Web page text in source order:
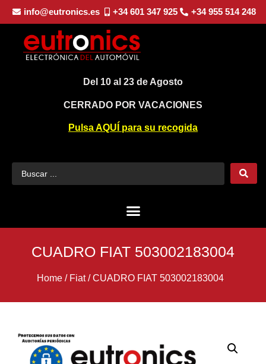
info@eutronics.es +34 601 347 925 +34 955 514 248
Del 10 al 23 de Agosto
CERRADO POR VACACIONES
Pulsa AQUÍ para su recogida
CUADRO FIAT 503002183004
Home / Fiat/CUADRO FIAT 503002183004